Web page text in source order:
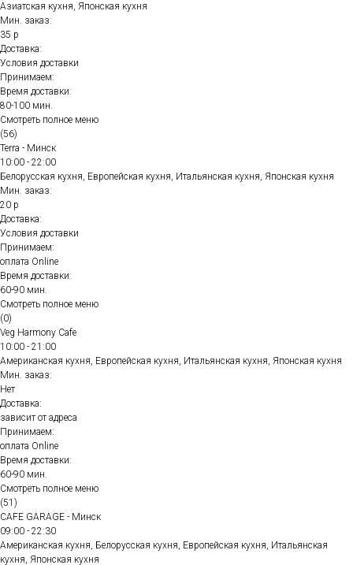
Азиатская кухня, Японская кухня
Мин. заказ:
35 р
Доставка:
Условия доставки
Принимаем:
Время доставки:
80-100 мин.
Смотреть полное меню
(56)
Terra - Минск
10:00 - 22:00
Белорусская кухня, Европейская кухня, Итальянская кухня, Японская кухня
Мин. заказ:
20 р
Доставка:
Условия доставки
Принимаем:
оплата Online
Время доставки:
60-90 мин.
Смотреть полное меню
(0)
Veg Harmony Cafe
10:00 - 21:00
Американская кухня, Европейская кухня, Итальянская кухня, Японская кухня
Мин. заказ:
Нет
Доставка:
зависит от адреса
Принимаем:
оплата Online
Время доставки:
60-90 мин.
Смотреть полное меню
(51)
CAFE GARAGE - Минск
09:00 - 22:30
Американская кухня, Белорусская кухня, Европейская кухня, Итальянская
кухня, Японская кухня